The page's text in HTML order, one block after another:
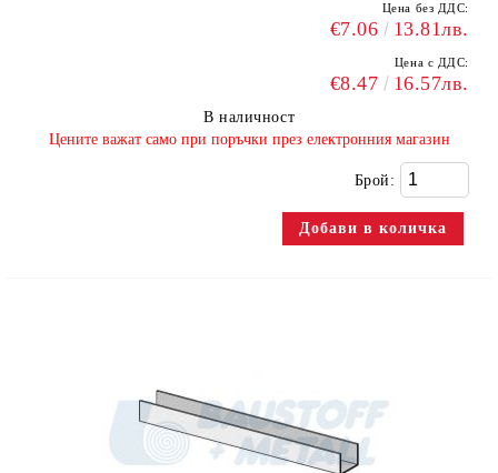
Цена без ДДС:
€7.06 13.81лв.
Цена с ДДС:
€8.47 16.57лв.
В наличност
​Цените важат само при поръчки през електронния магазин
Брой: